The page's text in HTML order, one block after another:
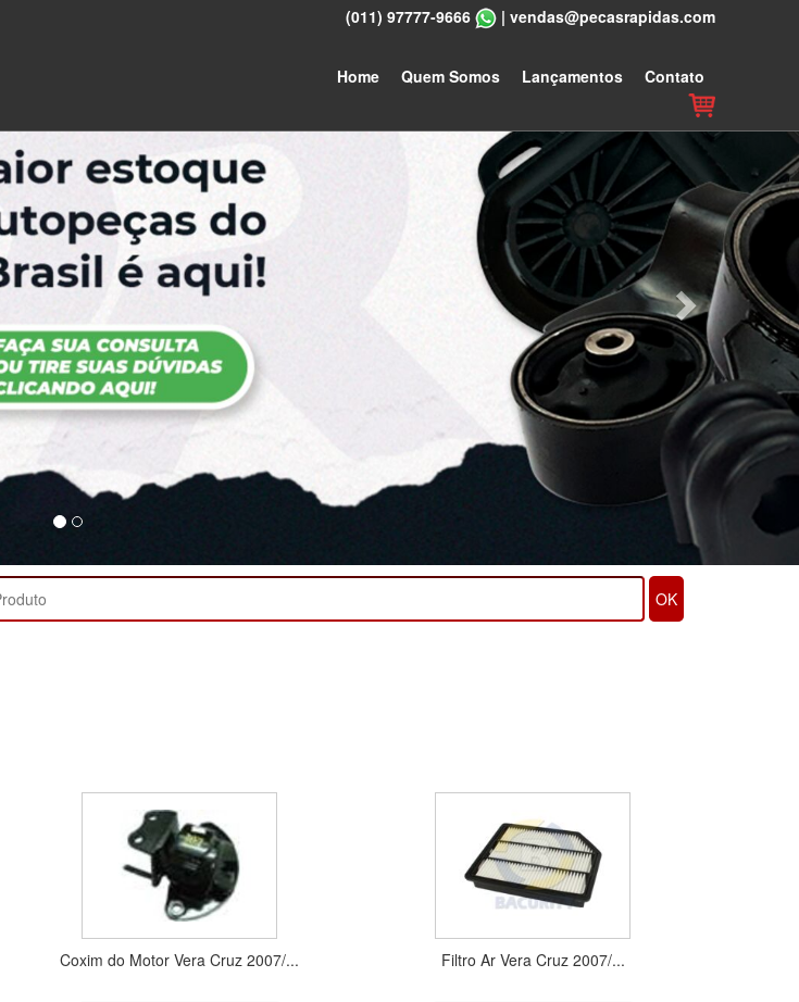
(011) 97777-9666 | vendas@pecasrapidas.com
Home Quem Somos Lançamentos Contato
OK
Coxim do Motor Vera Cruz 2007/... Filtro Ar Vera Cruz 2007/...